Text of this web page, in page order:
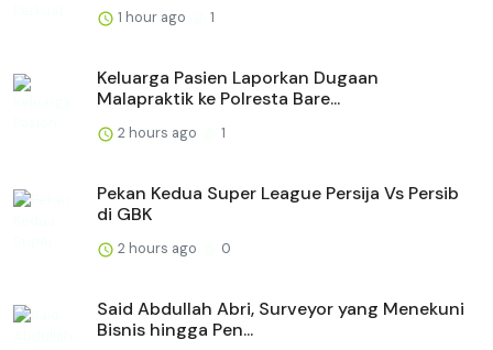
1 hour ago 1
Keluarga Pasien Laporkan Dugaan
Malapraktik ke Polresta Bare...
2 hours ago 1
Pekan Kedua Super League Persija Vs Persib
di GBK
2 hours ago 0
Said Abdullah Abri, Surveyor yang Menekuni
Bisnis hingga Pen...